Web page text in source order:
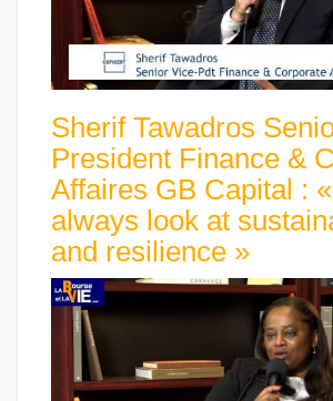
Sherif Tawadros
President Finance &
Affaires GB Capital :
always look at
and resilience »